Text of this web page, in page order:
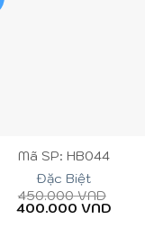
Mã SP: HB044
Đặc Biệt
450.000VND
400.000 VND